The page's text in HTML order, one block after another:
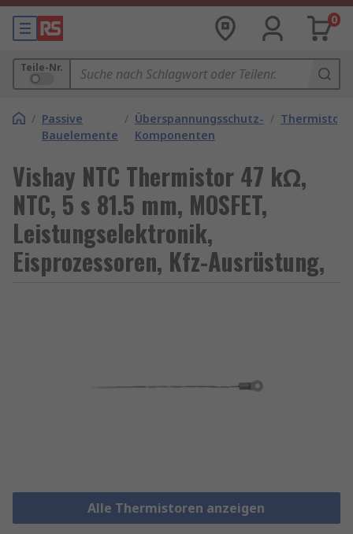
0
Teile-Nr.
/ Passive
Bauelemente
/ Überspannungsschutz-
Komponenten
/
Vishay NTC Thermistor 47 kΩ,
NTC, 5 s 81.5 mm, MOSFET,
Leistungselektronik,
Eisprozessoren, Kfz-Ausrüstung,
Alle Thermistoren anzeigen